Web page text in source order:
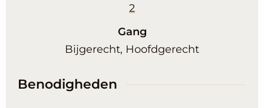
2
Gang
Bijgerecht, Hoofdgerecht
Benodigheden